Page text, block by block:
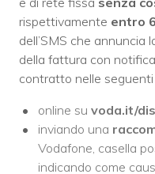
rispettivamente entro
dell’SMS che annuncia
della fattura con
contratto nelle
online su voda.it/
inviando una
Vodafone, casella
indicando come